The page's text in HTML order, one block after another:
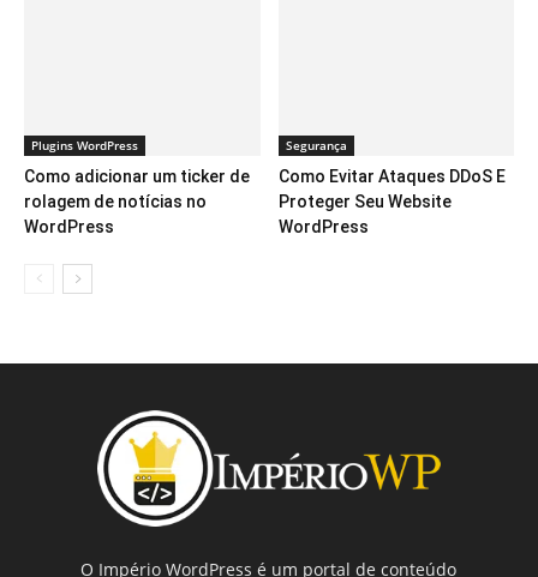
Plugins WordPress
Como adicionar um ticker de
rolagem de notícias no
WordPress
Segurança
Como Evitar Ataques DDoS E
Proteger Seu Website
WordPress
O Império WordPress é um portal de conteúdo